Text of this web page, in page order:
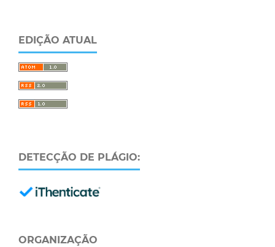
EDIÇÃO ATUAL
DETECÇÃO DE PLÁGIO:
ORGANIZAÇÃO